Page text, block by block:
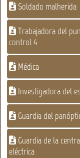
Soldado malherida
Trabajadora del
control 4
Médica
Investigadora del
Guardia del
Guardia de la
eléctrica